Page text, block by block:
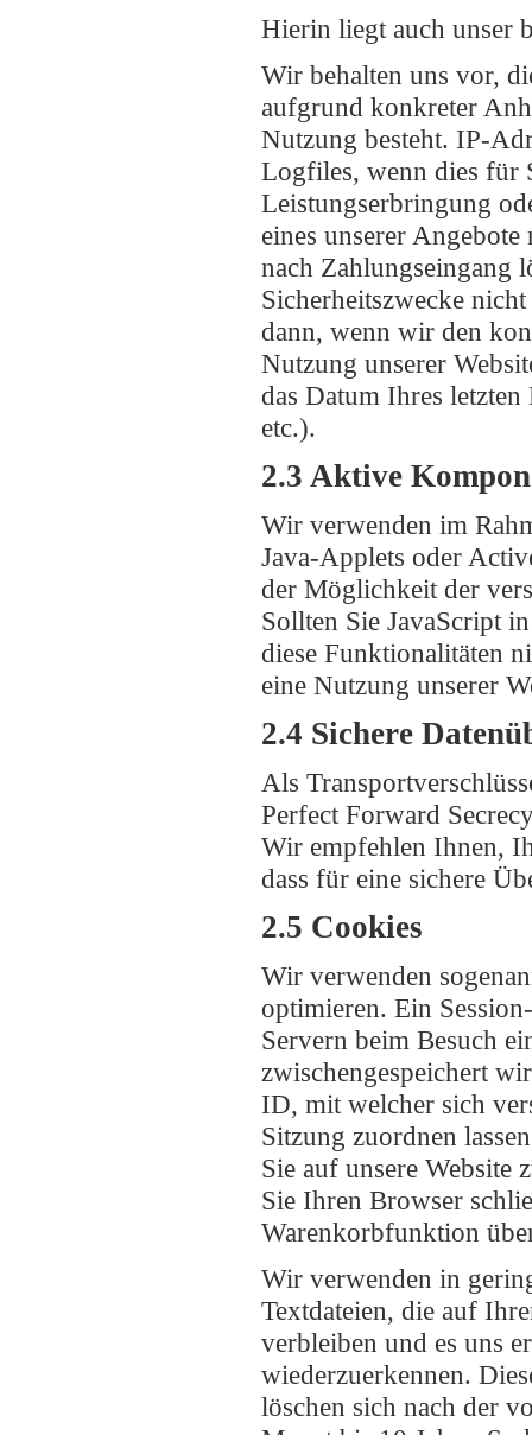
Hierin liegt auch unser
Wir behalten uns vor,
aufgrund konkreter
Nutzung besteht. IP-
Logfiles, wenn dies für
Leistungserbringung
eines unserer
nach Zahlungseingang
Sicherheitszwecke
dann, wenn wir den
Nutzung unserer
das Datum Ihres
etc.).
2.3 Aktive
Wir verwenden im
Java-Applets oder
der Möglichkeit der
Sollten Sie JavaScript
diese Funktionalitäten
eine Nutzung unserer
2.4 Sichere
Als
Perfect Forward
Wir empfehlen Ihnen,
dass für eine sichere
2.5 Cookies
Wir verwenden
optimieren. Ein
Servern beim Besuch
zwischengespeichert
ID, mit welcher sich
Sitzung zuordnen
Sie auf unsere Website
Sie Ihren Browser
Warenkorbfunktion
Wir verwenden in
Textdateien, die auf
verbleiben und es uns
wiederzuerkennen.
löschen sich nach der